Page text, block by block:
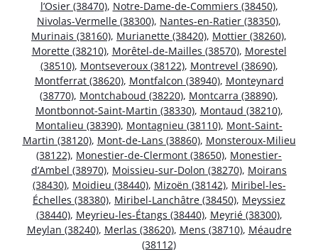
l’Osier (38470), Notre-Dame-de-Commiers (38450),
Nivolas-Vermelle (38300), Nantes-en-Ratier (38350),
Murinais (38160), Murianette (38420), Mottier (38260),
Morette (38210), Morêtel-de-Mailles (38570), Morestel
(38510), Montseveroux (38122), Montrevel (38690),
Montferrat (38620), Montfalcon (38940), Monteynard
(38770), Montchaboud (38220), Montcarra (38890),
Montbonnot-Saint-Martin (38330), Montaud (38210),
Montalieu (38390), Montagnieu (38110), Mont-Saint-
Martin (38120), Mont-de-Lans (38860), Monsteroux-Milieu
(38122), Monestier-de-Clermont (38650), Monestier-
d’Ambel (38970), Moissieu-sur-Dolon (38270), Moirans
(38430), Moidieu (38440), Mizoën (38142), Miribel-les-
Échelles (38380), Miribel-Lanchâtre (38450), Meyssiez
(38440), Meyrieu-les-Étangs (38440), Meyrié (38300),
Meylan (38240), Merlas (38620), Mens (38710), Méaudre
(38112)